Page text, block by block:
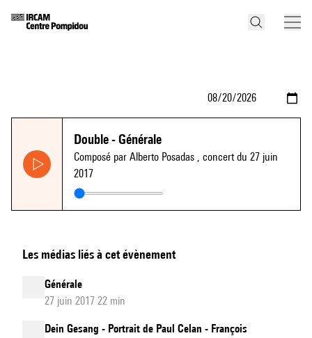
Double - Générale
Composé par Alberto Posadas , concert du 27 juin
2017
Les médias liés à cet évènement
Générale
27 juin 2017 22 min
Dein Gesang - Portrait de Paul Celan - François